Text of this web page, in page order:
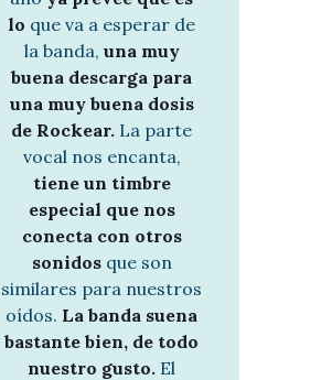
lo que va a esperar de
la banda, una muy
buena descarga para
una muy buena dosis
de Rockear. La parte
vocal nos encanta,
tiene un timbre
especial que nos
conecta con otros
sonidos que son
similares para nuestros
oídos. La banda suena
bastante bien, de todo
nuestro gusto. El